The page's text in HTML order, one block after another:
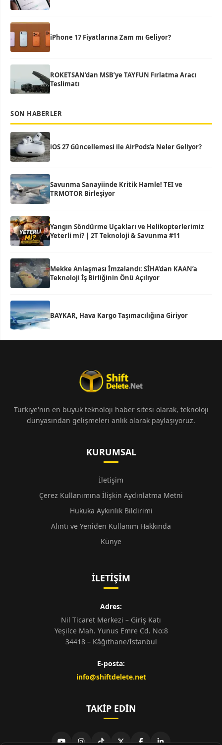
iPhone 17 Fiyatlarına Zam mı Geliyor?
ROKETSAN’dan MSB’ye TAYFUN Fırlatma Aracı
Teslimatı
SON HABERLER
iOS 27 Güncellemesi ile AirPods’a Neler Geliyor?
Savunma Sanayiinde Kritik Hamle! TEI ve
TRMOTOR Birleşiyor
Yangın Söndürme Uçakları ve Helikopterlerimiz
Yeterli mi? | 2T Teknoloji & Savunma #11
Mekke Anlaşması İmzalandı: SİHA’dan KAAN’a
Teknoloji İş Birliğinin Önü Açılıyor
BAYKAR, Hava Kargo Taşımacılığına Giriyor
Türkiye'nin en büyük teknoloji haber sitesi olarak, teknoloji
dünyasından gelişmeleri anlık olarak paylaşıyoruz.
KURUMSAL
İletişim
Çerez Kullanımına İlişkin Aydınlatma Metni
Hukuka Aykırılık Bildirimi
Alıntı ve Yeniden Kullanım Hakkında
Künye
İLETIŞIM
Adres:
Nil Ticaret Merkezi – Giriş Katı
Yeşilce Mah. Yunus Emre Cd. No:8
34418 – Kâğıthane/İstanbul
E-posta:
info@shiftdelete.net
TAKIP EDIN